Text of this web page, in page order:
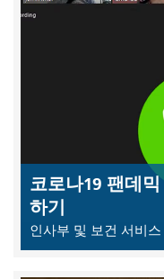
코로나19 팬데
하기
인사부 및 보건 서비